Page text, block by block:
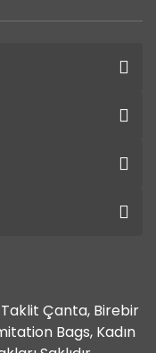
Çanta, Birebir
Bags, Kadın